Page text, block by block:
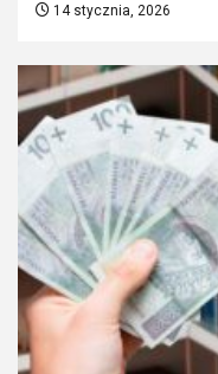
14 stycznia, 2026